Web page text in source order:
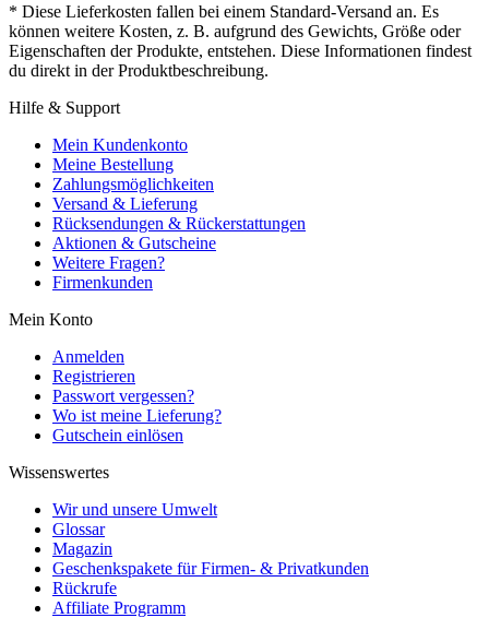
* Diese Lieferkosten fallen bei einem Standard-Versand an. Es
können weitere Kosten, z. B. aufgrund des Gewichts, Größe oder
Eigenschaften der Produkte, entstehen. Diese Informationen findest
du direkt in der Produktbeschreibung.
Hilfe & Support
Mein Kundenkonto
Meine Bestellung
Zahlungsmöglichkeiten
Versand & Lieferung
Rücksendungen & Rückerstattungen
Aktionen & Gutscheine
Weitere Fragen?
Firmenkunden
Mein Konto
Anmelden
Registrieren
Passwort vergessen?
Wo ist meine Lieferung?
Gutschein einlösen
Wissenswertes
Wir und unsere Umwelt
Glossar
Magazin
Geschenkspakete für Firmen- & Privatkunden
Rückrufe
Affiliate Programm